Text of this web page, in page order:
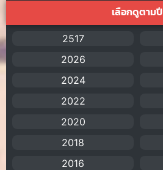
(1)
Animation การ์ตูน
เลือกดูตามปี
2517
2026
2024
2022
2020
2018
2016